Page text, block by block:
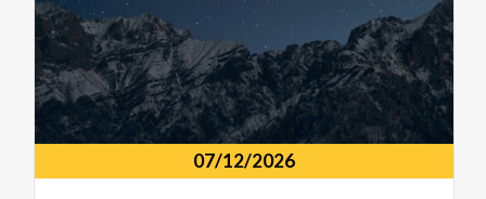
07/12/2026